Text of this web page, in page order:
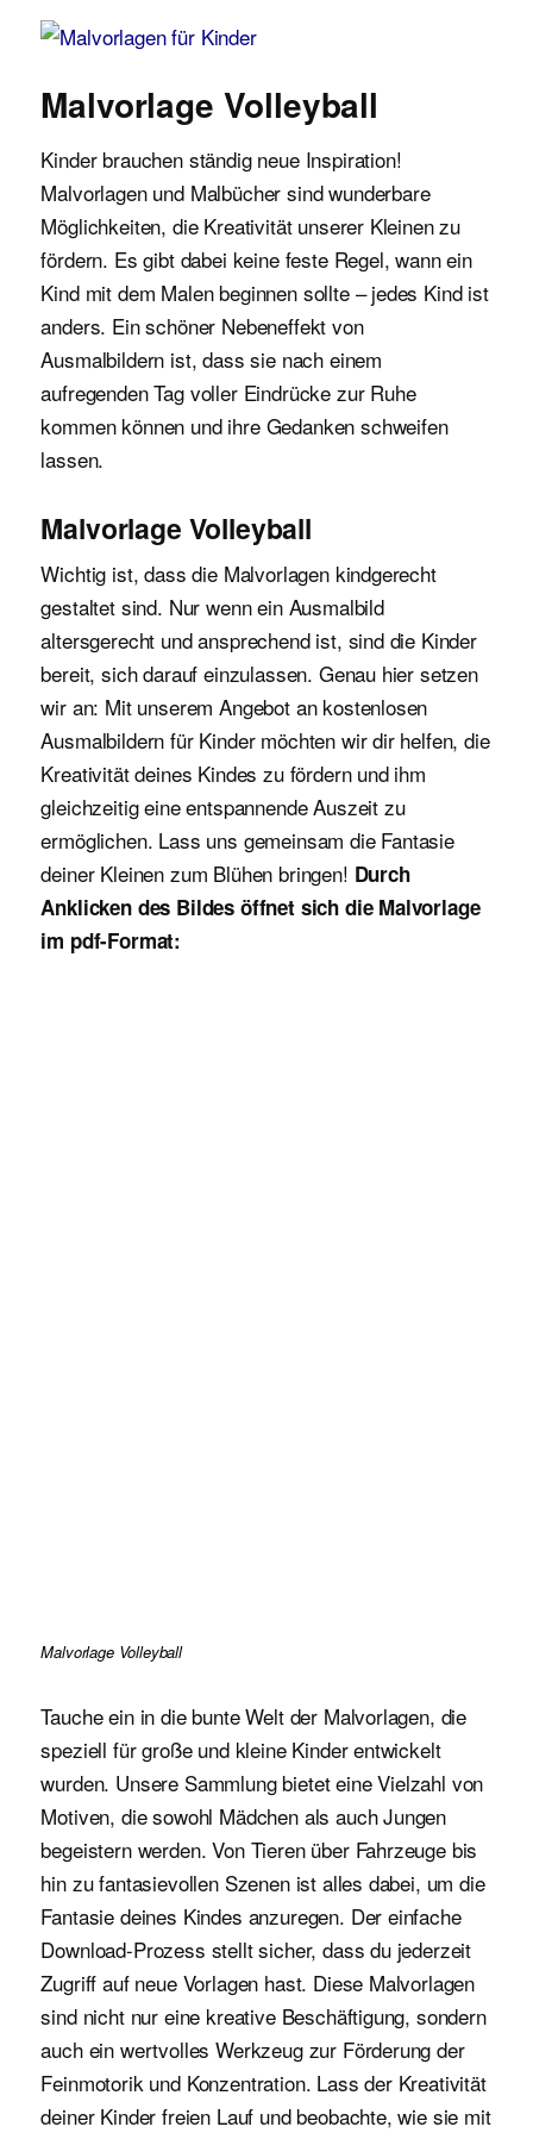
Malvorlagen für Kinder
Malvorlage Volleyball
Kinder brauchen ständig neue Inspiration!
Malvorlagen und Malbücher sind wunderbare
Möglichkeiten, die Kreativität unserer Kleinen zu
fördern. Es gibt dabei keine feste Regel, wann ein
Kind mit dem Malen beginnen sollte – jedes Kind ist
anders. Ein schöner Nebeneffekt von
Ausmalbildern ist, dass sie nach einem
aufregenden Tag voller Eindrücke zur Ruhe
kommen können und ihre Gedanken schweifen
lassen.
Malvorlage Volleyball
Wichtig ist, dass die Malvorlagen kindgerecht
gestaltet sind. Nur wenn ein Ausmalbild
altersgerecht und ansprechend ist, sind die Kinder
bereit, sich darauf einzulassen. Genau hier setzen
wir an: Mit unserem Angebot an kostenlosen
Ausmalbildern für Kinder möchten wir dir helfen, die
Kreativität deines Kindes zu fördern und ihm
gleichzeitig eine entspannende Auszeit zu
ermöglichen. Lass uns gemeinsam die Fantasie
deiner Kleinen zum Blühen bringen! Durch
Anklicken des Bildes öffnet sich die Malvorlage
im pdf-Format:
Malvorlage Volleyball
Tauche ein in die bunte Welt der Malvorlagen, die
speziell für große und kleine Kinder entwickelt
wurden. Unsere Sammlung bietet eine Vielzahl von
Motiven, die sowohl Mädchen als auch Jungen
begeistern werden. Von Tieren über Fahrzeuge bis
hin zu fantasievollen Szenen ist alles dabei, um die
Fantasie deines Kindes anzuregen. Der einfache
Download-Prozess stellt sicher, dass du jederzeit
Zugriff auf neue Vorlagen hast. Diese Malvorlagen
sind nicht nur eine kreative Beschäftigung, sondern
auch ein wertvolles Werkzeug zur Förderung der
Feinmotorik und Konzentration. Lass der Kreativität
deiner Kinder freien Lauf und beobachte, wie sie mit